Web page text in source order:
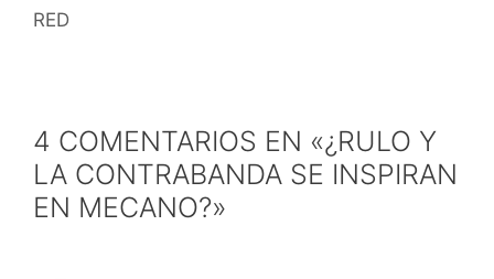
RED
4 COMENTARIOS EN «¿RULO Y
LA CONTRABANDA SE INSPIRAN
EN MECANO?»